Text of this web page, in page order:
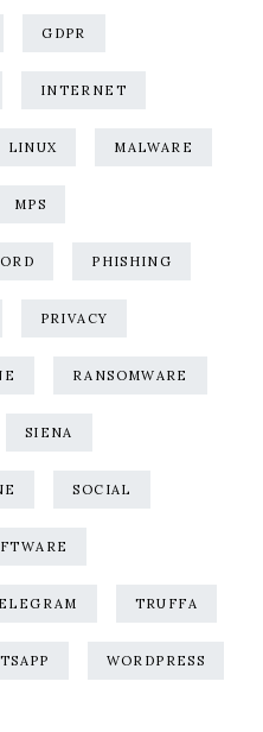
GDPR
INTERNET
LINUX MALWARE
MPS
PHISHING
PRIVACY
RANSOMWARE
SIENA
SOCIAL
TRUFFA
WORDPRESS